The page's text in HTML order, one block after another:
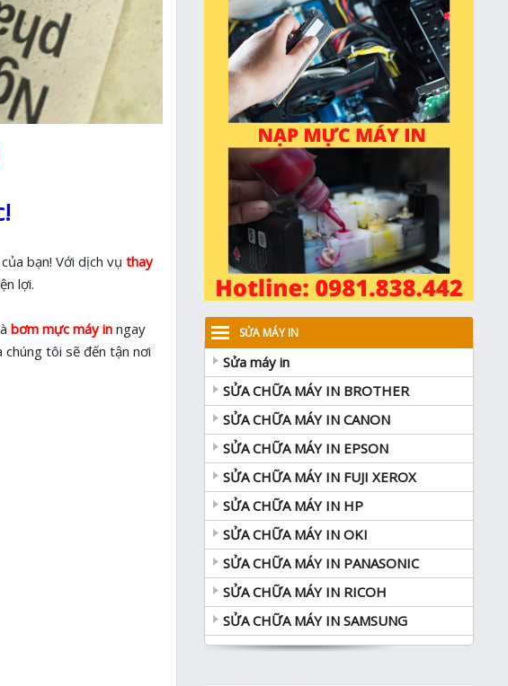
bạn! Với dịch vụ thay
lợi.
bơm mực máy in ngay
chúng tôi sẽ đến tận nơi
SỬA MÁY IN
Sửa máy in
SỬA CHỮA MÁY IN BROTHER
SỬA CHỮA MÁY IN CANON
SỬA CHỮA MÁY IN EPSON
SỬA CHỮA MÁY IN FUJI XEROX
SỬA CHỮA MÁY IN HP
SỬA CHỮA MÁY IN OKI
SỬA CHỮA MÁY IN PANASONIC
SỬA CHỮA MÁY IN RICOH
SỬA CHỮA MÁY IN SAMSUNG